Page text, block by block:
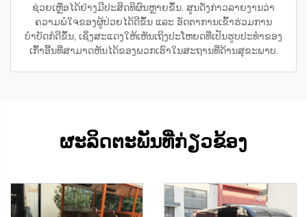
ຊ່ວຍເຫຼືອໄດ້ຢ່າງມີປະສິດທິຜົນຫຼາຍຂຶ້ນ. ສູນດັ່ງກ່າວລາຍງານວ່າ
ຄວາມພໍໃຈຂອງຜູ້ປ່ວຍໄດ້ດີຂຶ້ນ ແລະ ອັດຕາການເຂົ້າຮ່ວມການ
ບຳບັດກໍດີຂຶ້ນ, ເຊິ່ງສະແດງໃຫ້ເຫັນເຖິງປະໂຫຍດທີ່ເປັນຮູບປະທຳຂອງ
ເກົ້າອີ້ນທີ່ສາມາດຫັນໄດ້ຂອງພວກເຮົາໃນສະຖານທີ່ດ້ານສຸຂະພາບ.
ຜະລິດຕະພັນທີ່ກ່ຽວຂ້ອງ